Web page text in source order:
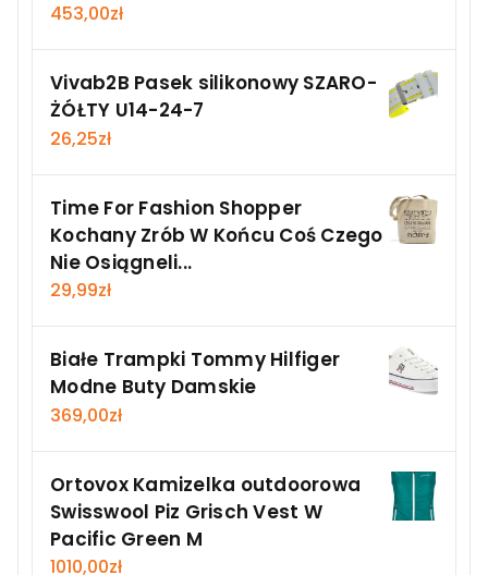
453,00zł
Vivab2B Pasek silikonowy SZARO-
ŻÓŁTY U14-24-7
26,25zł
Time For Fashion Shopper
Kochany Zrób W Końcu Coś Czego
Nie Osiągneli...
29,99zł
Białe Trampki Tommy Hilfiger
Modne Buty Damskie
369,00zł
Ortovox Kamizelka outdoorowa
Swisswool Piz Grisch Vest W
Pacific Green M
1010,00zł